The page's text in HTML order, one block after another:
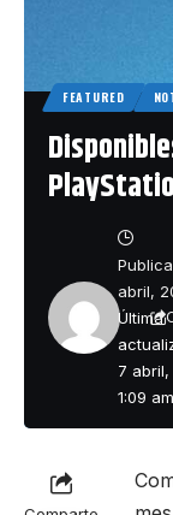
FEATURED
Última
7 abril,
1:09 am
abril,